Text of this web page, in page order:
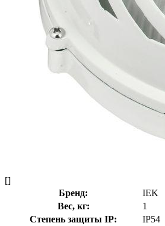
[]
Бренд:
IEK
Вес, кг:
1
Степень защиты IP:
IP54